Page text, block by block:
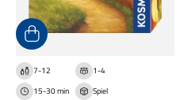
7-12
1-4
15-30 min
Spiel